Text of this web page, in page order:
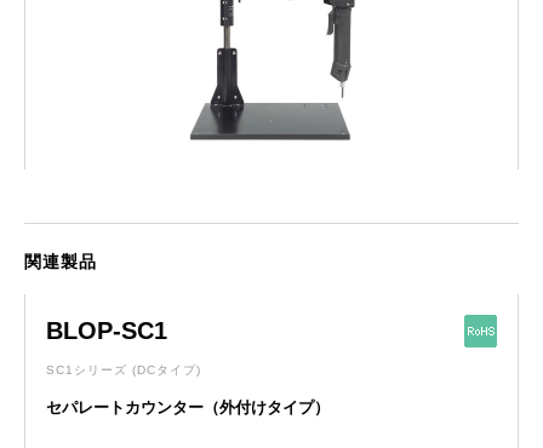
関連製品
BLOP-SC1
SC1シリーズ (DCタイプ)
セパレートカウンター（外付けタイプ）